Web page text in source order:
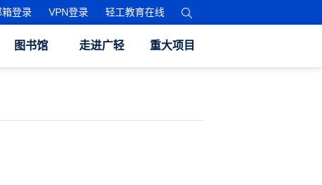
箱登录 VPN登录 轻工教育在线
图书馆 走进广轻 重大项目